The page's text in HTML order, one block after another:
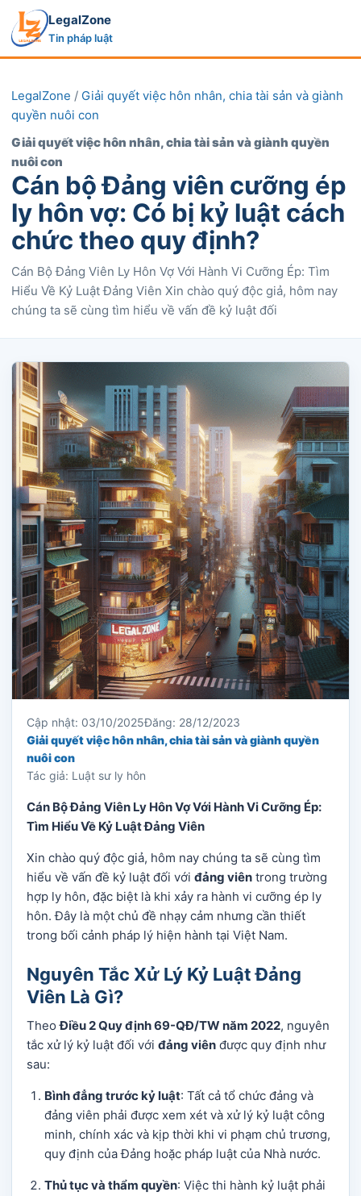
LegalZone
Tin pháp luật
LegalZone / Giải quyết việc hôn nhân, chia tài sản và giành
quyền nuôi con
Giải quyết việc hôn nhân, chia tài sản và giành quyền
nuôi con
Cán bộ Đảng viên cưỡng ép
ly hôn vợ: Có bị kỷ luật cách
chức theo quy định?
Cán Bộ Đảng Viên Ly Hôn Vợ Với Hành Vi Cưỡng Ép: Tìm
Hiểu Về Kỷ Luật Đảng Viên Xin chào quý độc giả, hôm nay
chúng ta sẽ cùng tìm hiểu về vấn đề kỷ luật đối
Cập nhật: 03/10/2025Đăng: 28/12/2023
Giải quyết việc hôn nhân, chia tài sản và giành quyền
nuôi con
Tác giả: Luật sư ly hôn
Cán Bộ Đảng Viên Ly Hôn Vợ Với Hành Vi Cưỡng Ép:
Tìm Hiểu Về Kỷ Luật Đảng Viên
Xin chào quý độc giả, hôm nay chúng ta sẽ cùng tìm
hiểu về vấn đề kỷ luật đối với đảng viên trong trường
hợp ly hôn, đặc biệt là khi xảy ra hành vi cưỡng ép ly
hôn. Đây là một chủ đề nhạy cảm nhưng cần thiết
trong bối cảnh pháp lý hiện hành tại Việt Nam.
Nguyên Tắc Xử Lý Kỷ Luật Đảng
Viên Là Gì?
TheoĐiều 2 Quy định 69-QĐ/TW năm 2022, nguyên
tắc xử lý kỷ luật đối với đảng viên được quy định như
sau:
Bình đẳng trước kỷ luật: Tất cả tổ chức đảng và
đảng viên phải được xem xét và xử lý kỷ luật công
minh, chính xác và kịp thời khi vi phạm chủ trương,
quy định của Đảng hoặc pháp luật của Nhà nước.
Thủ tục và thẩm quyền: Việc thi hành kỷ luật phải